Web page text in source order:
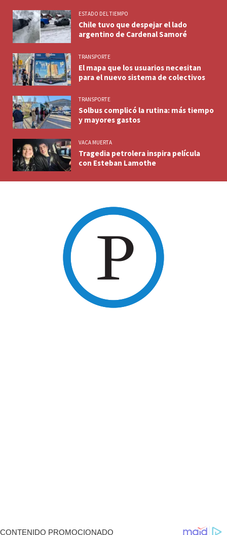
ESTADO DEL TIEMPO
Chile tuvo que despejar el lado
argentino de Cardenal Samoré
TRANSPORTE
El mapa que los usuarios necesitan
para el nuevo sistema de colectivos
TRANSPORTE
Solbus complicó la rutina: más tiempo
y mayores gastos
VACA MUERTA
Tragedia petrolera inspira película
con Esteban Lamothe